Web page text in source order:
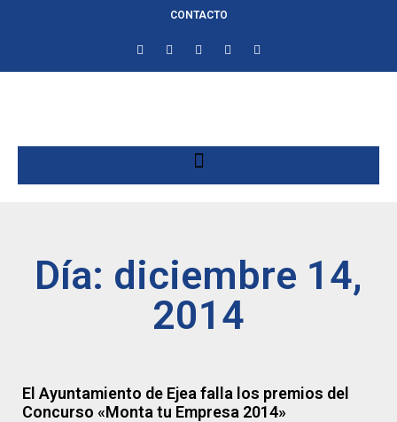
CONTACTO
Día: diciembre 14,
2014
El Ayuntamiento de Ejea falla los premios del
Concurso «Monta tu Empresa 2014»